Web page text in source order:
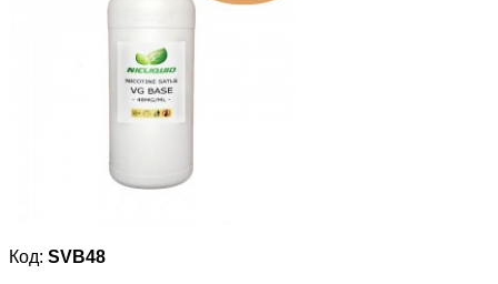
Код: SVB48